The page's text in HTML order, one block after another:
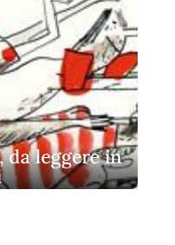
leggere in